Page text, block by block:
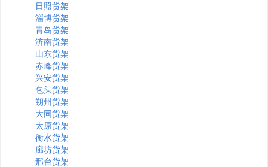
日照货架
淄博货架
青岛货架
济南货架
山东货架
赤峰货架
兴安货架
包头货架
朔州货架
大同货架
太原货架
衡水货架
廊坊货架
邢台货架